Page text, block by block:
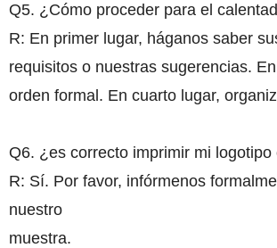
Q5. ¿Cómo proceder para el
R: En primer lugar, háganos saber
requisitos o nuestras sugerencias.
orden formal. En cuarto lugar,
Q6. ¿es correcto imprimir mi
R: Sí. Por favor, infórmenos
nuestro
muestra.